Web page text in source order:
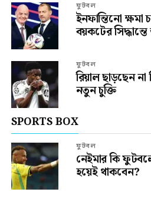
ফুটবল
ইনফান্তিনো ক্ষমা
বয়কটের
ফুটবল
রিয়াল ছাড়ছেন
নতুন চুক্তি
SPORTS BOX
ফুটবল
নেইমার কি
হয়েই থাকবেন?